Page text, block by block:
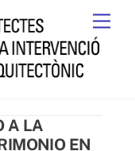
A LA
EN